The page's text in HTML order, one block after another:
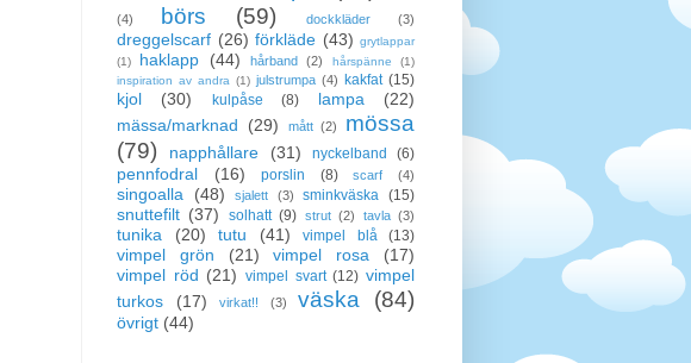
(4)
börs (59) dockkläder (3)
dreggelscarf (26) förkläde (43) grytlappar
(1)
haklapp (44) hårband (2) hårspänne
(1)
inspiration av andra (1) julstrumpa (4) kakfat (15)
kjol (30) kulpåse (8) lampa
(22)
mässa/marknad
(29) mått (2)
mössa
(79)
napphållare (31) nyckelband (6)
pennfodral (16) porslin (8) scarf (4)
singoalla (48) sjalett (3) sminkväska (15)
snuttefilt (37) solhatt (9) strut (2) tavla (3)
tunika (20) tutu (41) vimpel blå (13)
vimpel grön (21) vimpel rosa
(17)
vimpel röd (21) vimpel svart (12) vimpel
turkos
(17) virkat!! (3) väska (84)
övrigt (44)